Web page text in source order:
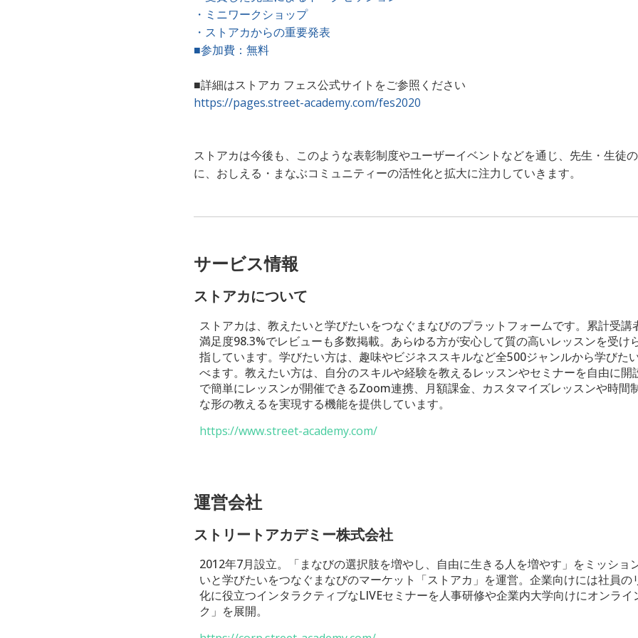
・ミニワークショップ
・ストアカからの重要発表
■参加費：無料
■詳細はストアカ フェス公式サイトをご参照ください
https://pages.street-academy.com/fes2020
ストアカは今後も、このような表彰制度やユーザーイベントなどを通じ、先生・生徒
に、おしえる・まなぶコミュニティーの活性化と拡大に注力していきます。
サービス情報
ストアカについて
ストアカは、教えたいと学びたいをつなぐまなびのプラットフォームです。累計受講
満足度98.3%でレビューも多数掲載。あらゆる方が安心して質の高いレッスンを受け
指しています。学びたい方は、趣味やビジネススキルなど全500ジャンルから学びた
べます。教えたい方は、自分のスキルや経験を教えるレッスンやセミナーを自由に開
で簡単にレッスンが開催できるZoom連携、月額課金、カスタマイズレッスンや時間
な形の教えるを実現する機能を提供しています。
https://www.street-academy.com/
運営会社
ストリートアカデミー株式会社
2012年7月設立。「まなびの選択肢を増やし、自由に生きる人を増やす」をミッショ
いと学びたいをつなぐまなびのマーケット「ストアカ」を運営。企業向けには社員
化に役立つインタラクティブなLIVEセミナーを人事研修や企業内大学向けにオンライ
ク」を展開。